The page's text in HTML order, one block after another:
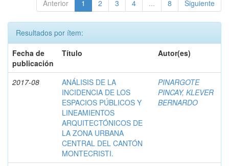
Anterior 1 2 3 4 ... 8 Siguiente
Resultados por ítem:
Fecha de
publicación
Título Autor(es)
2017-08
ANÁLISIS DE LA
INCIDENCIA DE LOS
ESPACIOS PÚBLICOS Y
LINEAMIENTOS
ARQUITECTÓNICOS DE
LA ZONA URBANA
CENTRAL DEL CANTÓN
MONTECRISTI.
PINARGOTE
PINCAY, KLEVER
BERNARDO